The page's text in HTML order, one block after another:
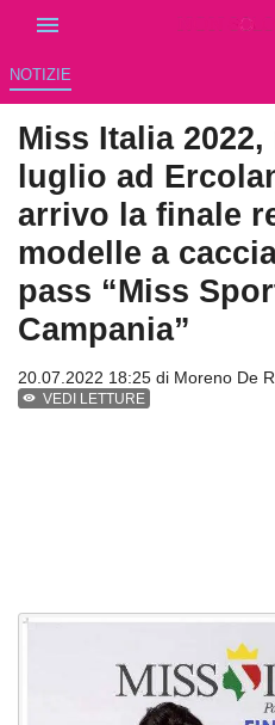
NOTIZIE
Miss Italia
luglio ad
arrivo la finale
modelle a
pass “Miss
Campania”
20.07.2022 18:25 di Moreno De
VEDI LETTURE